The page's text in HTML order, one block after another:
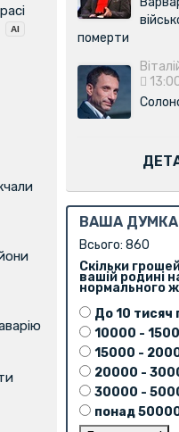
померти
ВАША ДУМКА
Всього: 860
Скільки
вашій родині
нормального
До 10 тисяч
10000 -
15000 -
20000 -
30000 -
понад